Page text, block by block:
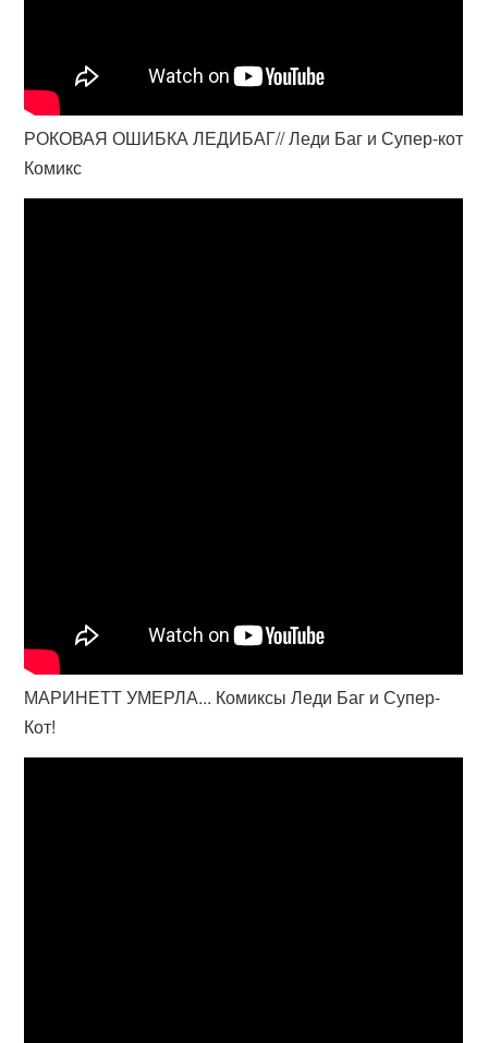
РОКОВАЯ ОШИБКА ЛЕДИБАГ// Леди Баг и Супер-кот
Комикс
МАРИНЕТТ УМЕРЛА... Комиксы Леди Баг и Супер-
Кот!